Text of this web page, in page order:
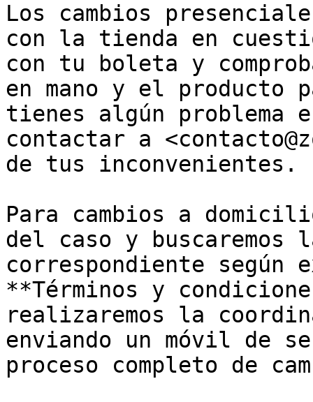
Los cambios
con la tienda en
con tu boleta y
en mano y el
tienes algún problema
contactar a
de tus inconvenientes.
Para cambios a
del caso y buscaremos
correspondiente según
**Términos y
realizaremos la
enviando un móvil de
proceso completo de